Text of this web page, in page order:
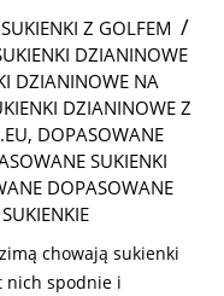
SUKIENKI Z GOLFEM
DZIANINOWE
DZIANINOWE NA
DZIANINOWE Z
, DOPASOWANE
SUKIENKI
DOPASOWANE
SUKIENKIE
chowają sukienki
nich spodnie i